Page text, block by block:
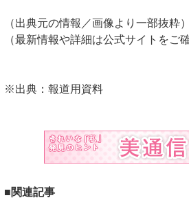
（出典元の情報／画像より一部抜粋）
（最新情報や詳細は公式サイトをご
※出典：報道用資料
■関連記事